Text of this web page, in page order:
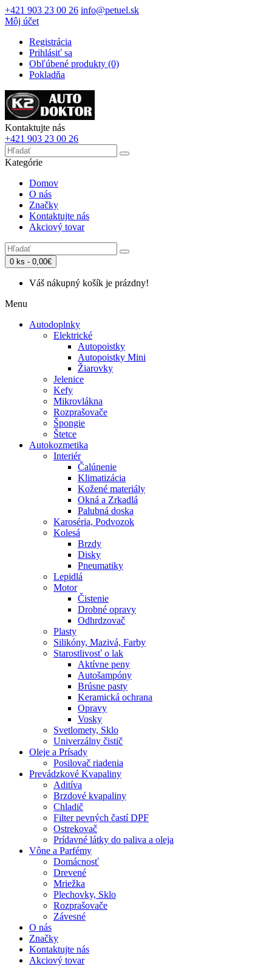
+421 903 23 00 26 info@petuel.sk
Môj účet
Registrácia
Prihlásiť sa
Obľúbené produkty (0)
Pokladňa
Kontaktujte nás
+421 903 23 00 26
Kategórie
Domov
O nás
Značky
Kontaktujte nás
Akciový tovar
0 ks - 0,00€
Váš nákupný košík je prázdny!
Menu
Autodoplnky
Elektrické
Autopoistky
Autopoistky Mini
Žiarovky
Jelenice
Kefy
Mikrovlákna
Rozprašovače
Špongie
Štetce
Autokozmetika
Interiér
Čalúnenie
Klimatizácia
Kožené materiály
Okná a Zrkadlá
Palubná doska
Karoséria, Podvozok
Kolesá
Brzdy
Disky
Pneumatiky
Lepidlá
Motor
Čistenie
Drobné opravy
Odhrdzovač
Plasty
Silikóny, Mazivá, Farby
Starostlivosť o lak
Aktívne peny
Autošampóny
Brúsne pasty
Keramická ochrana
Opravy
Vosky
Svetlomety, Sklo
Univerzálny čistič
Oleje a Prísady
Posilovač riadenia
Prevádzkové Kvapaliny
Aditíva
Brzdové kvapaliny
Chladič
Filter pevných častí DPF
Ostrekovač
Prídavné látky do paliva a oleja
Vône a Parfémy
Domácnosť
Drevené
Mriežka
Plechovky, Sklo
Rozprašovače
Závesné
O nás
Značky
Kontaktujte nás
Akciový tovar